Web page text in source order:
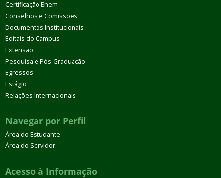
Certificação Enem
Conselhos e Comissões
Documentos Institucionais
Editais do Campus
Extensão
Pesquisa e Pós-Graduação
Egressos
Estágio
Relações Internacionais
Navegar por Perfil
Área do Estudante
Área do Servidor
Acesso à Informação